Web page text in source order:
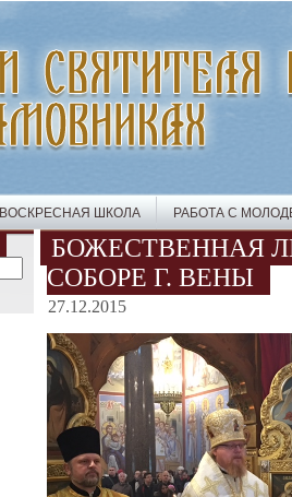
ВОСКРЕСНАЯ ШКОЛА РАБОТА С
БОЖЕСТВЕННАЯ
СОБОРЕ Г. ВЕНЫ
27.12.2015